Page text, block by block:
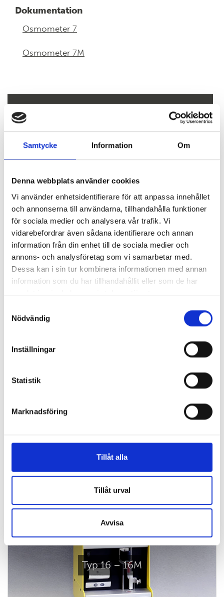
Samtycke Information Om
Denna webbplats använder cookies
Vi använder enhetsidentifierare för att anpassa innehållet
och annonserna till användarna, tillhandahålla funktioner
för sociala medier och analysera vår trafik. Vi
vidarebefordrar även sådana identifierare och annan
information från din enhet till de sociala medier och
annons- och analysföretag som vi samarbetar med.
Dessa kan i sin tur kombinera informationen med annan
information som du har tillhandahållit eller som de har
samlat in när du har använt deras tjänster.
Nödvändig
Inställningar
Statistik
Marknadsföring
Tillåt alla
Tillåt urval
Avvisa
Dokumentation
Osmometer 7
Osmometer 7M
Bestillingsinformasjon
KONTAKT OSS HER
SE OGSÅ:
Typ 16 – 16M